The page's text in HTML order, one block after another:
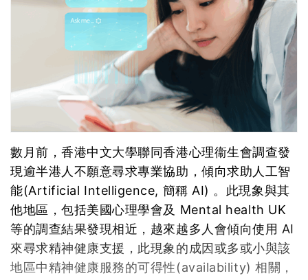
數月前，香港中文大學聯同香港心理衞生會調查發
現逾半港人不願意尋求專業協助，傾向求助人工智
能(Artificial Intelligence, 簡稱 AI) 。此現象與其
他地區，包括美國心理學會及 Mental health UK
等的調查結果發現相近，越來越多人會傾向使用 AI
來尋求精神健康支援，此現象的成因或多或小與該
地區中精神健康服務的可得性(availability) 相關，